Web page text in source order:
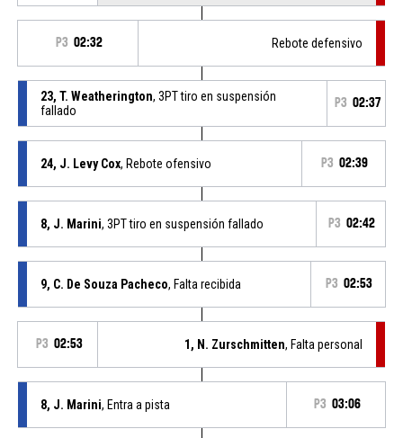
P3 02:32 Rebote defensivo
23, T. Weatherington, 3PT tiro en suspensión
fallado
P3 02:37
24, J. Levy Cox, Rebote ofensivo P3 02:39
8, J. Marini, 3PT tiro en suspensión fallado P3 02:42
9, C. De Souza Pacheco, Falta recibida P3 02:53
P3 02:53 1, N. Zurschmitten, Falta personal
8, J. Marini, Entra a pista P3 03:06